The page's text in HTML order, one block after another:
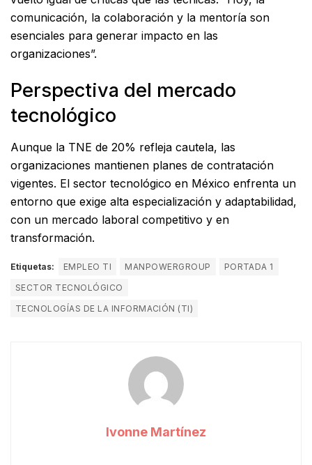
comunicación, la colaboración y la mentoría son
esenciales para generar impacto en las
organizaciones”.
Perspectiva del mercado
tecnológico
Aunque la TNE de 20% refleja cautela, las
organizaciones mantienen planes de contratación
vigentes. El sector tecnológico en México enfrenta un
entorno que exige alta especialización y adaptabilidad,
con un mercado laboral competitivo y en
transformación.
Etiquetas: EMPLEO TI MANPOWERGROUP
PORTADA 1
SECTOR TECNOLÓGICO
TECNOLOGÍAS DE LA INFORMACIÓN (TI)
Ivonne Martínez